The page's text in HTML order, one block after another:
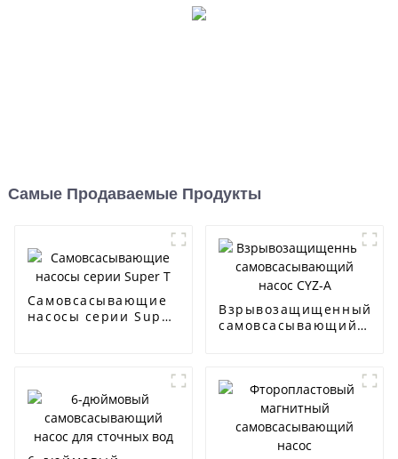
Самые Продаваемые Продукты
Самовсасывающие
насосы серии Super
Взрывозащищенный
самовсасывающий